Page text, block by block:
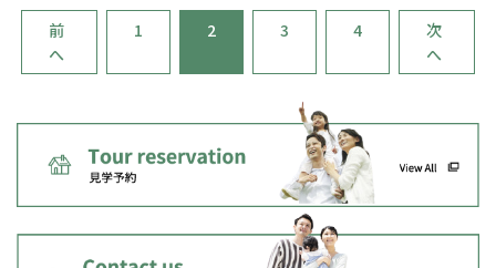
前
へ
1 2 3 4
次
へ